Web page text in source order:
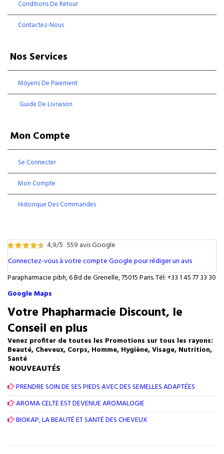
Conditions De Retour
Contactez-Nous
Nos Services
Moyens De Paiement
Guide De Livraison
Mon Compte
Se Connecter
Mon Compte
Historique Des Commandes
4,9/5 559 avis Google
Connectez-vous à votre compte Google pour rédiger un avis
Parapharmacie pibh, 6 Bd de Grenelle, 75015 Paris. Tél: +33 1 45 77 33 30
Google Maps
Votre Phapharmacie Discount, le
Conseil en plus
Venez profiter de toutes les Promotions sur tous les rayons:
Beauté, Cheveux, Corps, Homme, Hygiène, Visage, Nutrition,
Santé
NOUVEAUTÉS
PRENDRE SOIN DE SES PIEDS AVEC DES SEMELLES ADAPTÉES
AROMA CELTE EST DEVENUE AROMALOGIE
BIOKAP, LA BEAUTÉ ET SANTÉ DES CHEVEUX